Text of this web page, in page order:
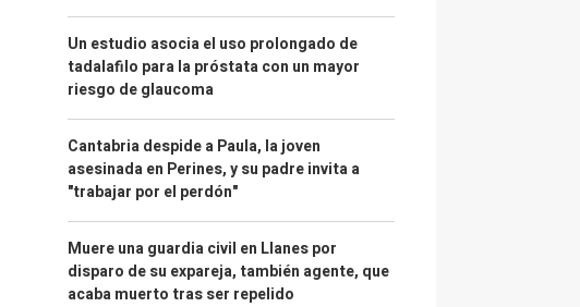
Un estudio asocia el uso prolongado de
tadalafilo para la próstata con un mayor
riesgo de glaucoma
Cantabria despide a Paula, la joven
asesinada en Perines, y su padre invita a
"trabajar por el perdón"
Muere una guardia civil en Llanes por
disparo de su expareja, también agente, que
acaba muerto tras ser repelido